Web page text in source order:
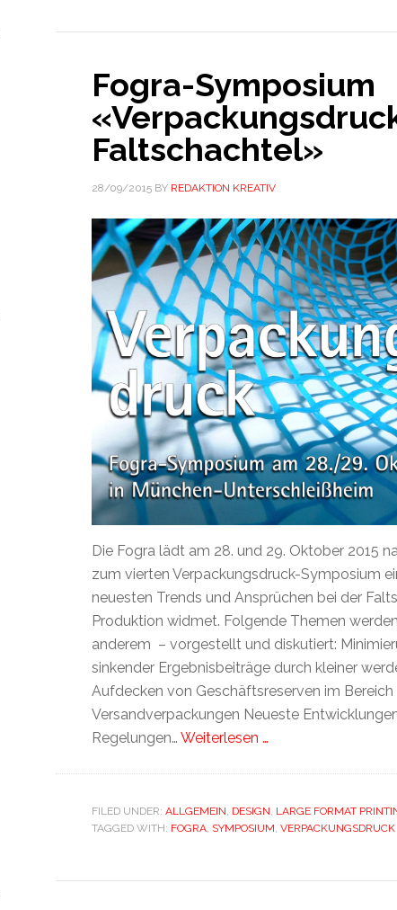
Fogra-Symposium
Faltschachtel»
28/09/2015BY REDAKTION KREATIV
Die Fogra lädt am 28. und 29. Oktober 2015
zum vierten Verpackungsdruck-Symposium
neuesten Trends und Ansprüchen bei der
Produktion widmet. Folgende Themen
anderem – vorgestellt und diskutiert:
sinkender Ergebnisbeiträge durch kleiner
Aufdecken von Geschäftsreserven im Bereich
Versandverpackungen Neueste
Regelungen… Weiterlesen …
FILED UNDER: ALLGEMEIN, DESIGN, LARGE FORMAT
TAGGED WITH: FOGRA, SYMPOSIUM, VERPACKUNGSDRUCK